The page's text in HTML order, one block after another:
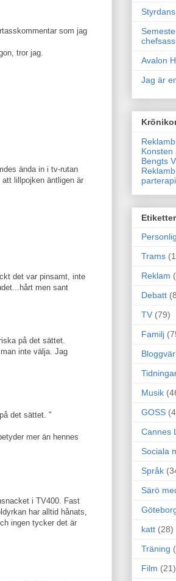
som jag
tror jag.
ända in i tv-rutan
lillpojken äntligen är
det var pinsamt, inte
men sant
på det sättet.
inte välja. Jag
det sättet. "
mer än hennes
i TV400. Fast
har alltid hånats,
ingen tycker det är
Avalon
Jag är
Konsten
Bengts
parterapi.
Trams
Reklam
Debatt
TV (79)
Familj
Musik
GOSS
Cannes
Sociala
Språk
Särö
katt (28)
Träning
Film (21)